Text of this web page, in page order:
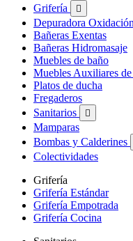
Grifería

Depuradora
Bañeras Exentas
Bañeras Hidromasaje
Muebles de baño
Muebles Auxiliares
Platos de ducha
Fregaderos
Sanitarios

Mamparas
Bombas y Calderines
Colectividades
Grifería
Grifería Estándar
Grifería Empotrada
Grifería Cocina